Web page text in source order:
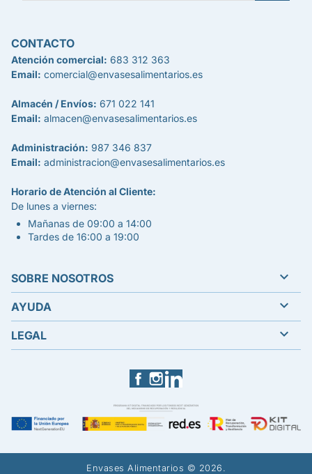
Facebook
CONTACTO
Atención comercial: 683 312 363
Email: comercial@envasesalimentarios.es
Almacén / Envíos: 671 022 141
Email: almacen@envasesalimentarios.es
Administración: 987 346 837
Email: administracion@envasesalimentarios.es
Horario de Atención al Cliente:
De lunes a viernes:
Mañanas de 09:00 a 14:00
Tardes de 16:00 a 19:00
SOBRE NOSOTROS 
AYUDA 
LEGAL 
Envases Alimentarios © 2026.